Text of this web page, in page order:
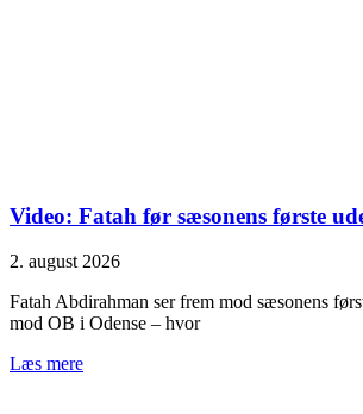
Video: Fatah før sæsonens første
2. august 2026
Fatah Abdirahman ser frem mod sæsonens
mod OB i Odense – hvor
Læs mere